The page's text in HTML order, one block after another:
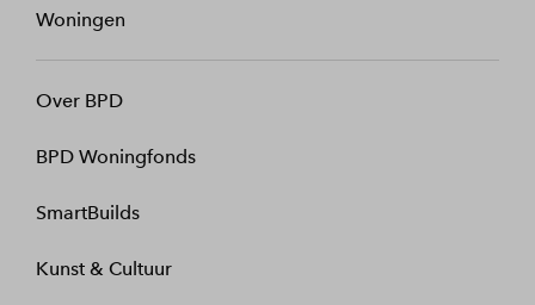
Woningen
Over BPD
BPD Woningfonds
SmartBuilds
Kunst & Cultuur